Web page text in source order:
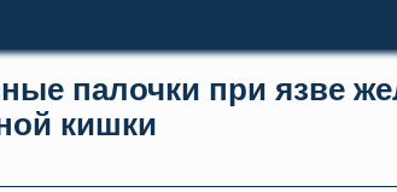
палочки при язве
кишки